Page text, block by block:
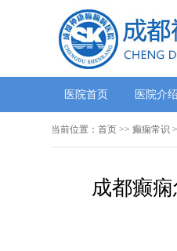
医院首页 医院介绍
当前位置： 首页 >> 癫痫常识
成都癫